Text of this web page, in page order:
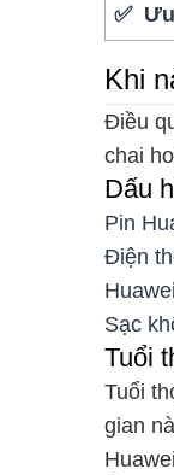
✅
Khi
Điều
chai
Dấu
Pin
Điện
Sạc
Tuổi
Tuổi
gian